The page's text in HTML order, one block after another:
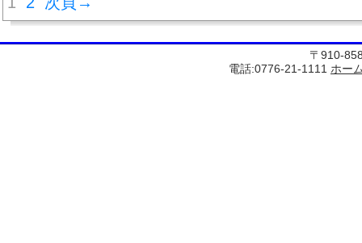
〒910-
電話:0776-21-1111 ホー